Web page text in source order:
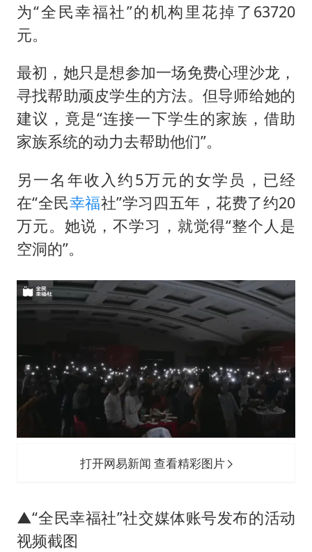
为“全民幸福社”的机构里花掉了63720
元。
最初，她只是想参加一场免费心理沙龙，
寻找帮助顽皮学生的方法。但导师给她的
建议，竟是“连接一下学生的家族，借助
家族系统的动力去帮助他们”。
另一名年收入约5万元的女学员，已经
在“全民幸福社”学习四五年，花费了约20
万元。她说，不学习，就觉得“整个人是
空洞的”。
打开网易新闻 查看精彩图片
▲“全民幸福社”社交媒体账号发布的活动
视频截图